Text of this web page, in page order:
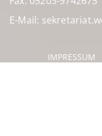
E-Mail:
IMPRESSUM